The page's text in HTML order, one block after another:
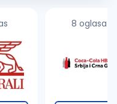
8 oglasa